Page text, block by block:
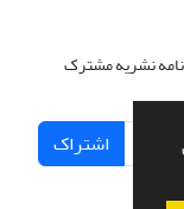
نشریه مشترک
اشتراک